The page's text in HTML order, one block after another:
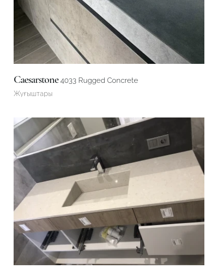
Caesarstone4033 Rugged Concrete
Жуғыштары